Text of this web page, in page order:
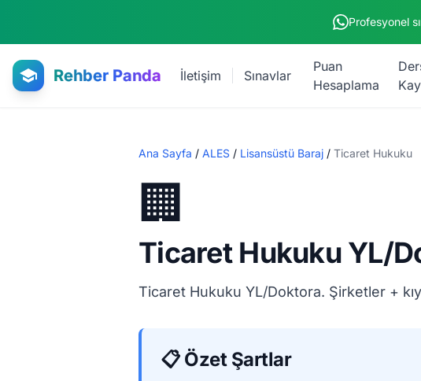
Profesyonel
Rehber Panda İletişim Sınavlar
Puan
Hesaplama
Ana Sayfa / ALES / Lisansüstü Baraj / Ticaret Hukuku
🏢
Ticaret Hukuku YL/
Ticaret Hukuku YL/Doktora. Şirketler +
📋 Özet Şartlar